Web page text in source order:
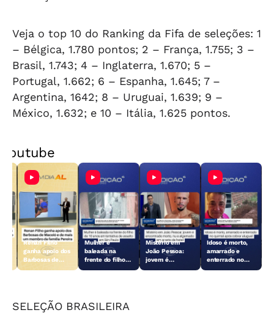
Veja o top 10 do Ranking da Fifa de seleções: 1
– Bélgica, 1.780 pontos; 2 – França, 1.755; 3 –
Brasil, 1.743; 4 – Inglaterra, 1.670; 5 –
Portugal, 1.662; 6 – Espanha, 1.645; 7 –
Argentina, 1642; 8 – Uruguai, 1.639; 9 –
México, 1.632; e 10 – Itália, 1.625 pontos.
Renan Filho
ganha apoio dos
Barbosas de
Mulher é
baleada na
frente do filho
Mistério em
João Pessoa:
jovem é
Idoso é morto,
amarrado e
enterrado no
SELEÇÃO BRASILEIRA